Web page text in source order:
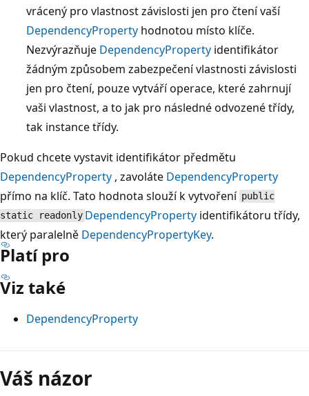
vrácený pro vlastnost závislosti jen pro čtení vaší
DependencyProperty hodnotou místo klíče.
Nezvýrazňuje DependencyProperty identifikátor
žádným způsobem zabezpečení vlastnosti závislosti
jen pro čtení, pouze vytváří operace, které zahrnují
vaši vlastnost, a to jak pro následné odvozené třídy,
tak instance třídy.
Pokud chcete vystavit identifikátor předmětu
DependencyProperty , zavoláte DependencyProperty
přímo na klíč. Tato hodnota slouží k vytvoření public
static readonly DependencyPropertyidentifikátoru třídy,
který paralelně DependencyPropertyKey.
Platí pro
Viz také
DependencyProperty
Režim
čtení
zakázán
Váš názor